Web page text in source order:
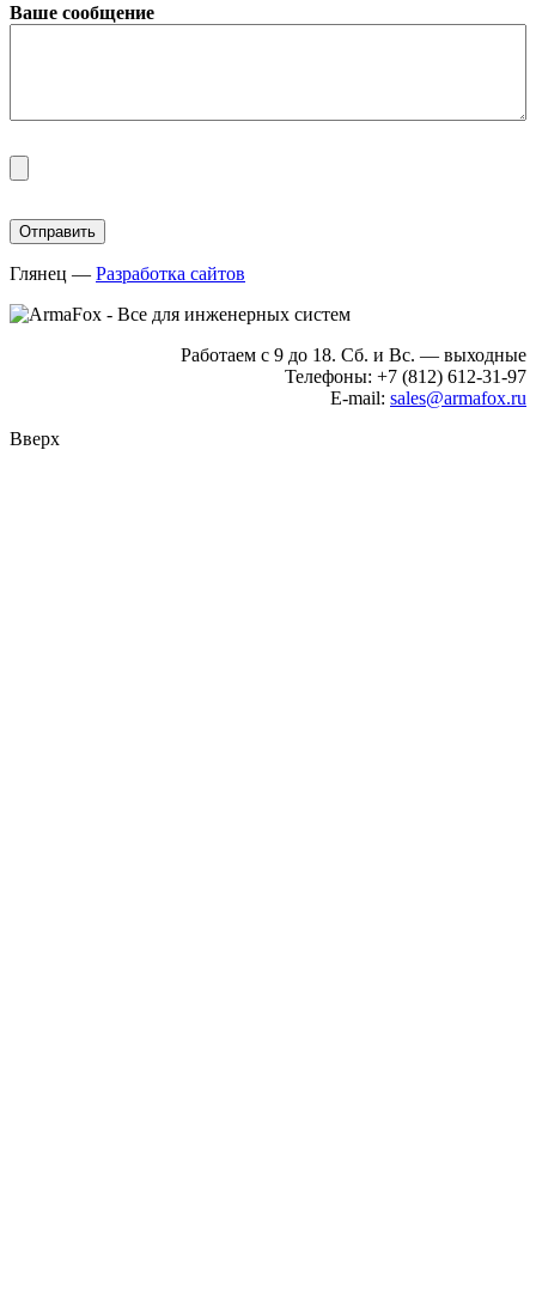
Ваше сообщение
Глянец — Разработка сайтов
Работаем с 9 до 18. Сб. и Вс. — выходные
Телефоны: +7 (812) 612-31-97
E-mail: sales@armafox.ru
Вверх